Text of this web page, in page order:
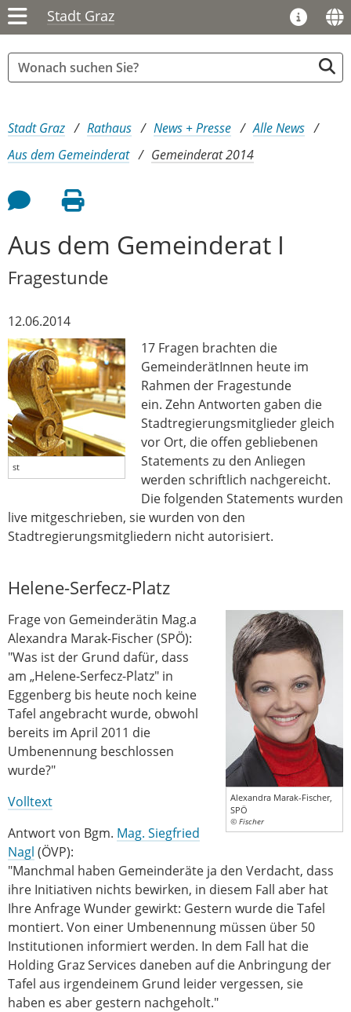
Stadt Graz
Sie sind hier:
Stadt Graz Rathaus News + Presse
Alle News
Aus dem Gemeinderat
Gemeinderat 2014
Feedback an Autor
Seite drucken
Aus dem Gemeinderat I
Fragestunde
12.06.2014
st
17 Fragen brachten die
GemeinderätInnen heute im
Rahmen der Fragestunde
ein. Zehn Antworten gaben die
Stadtregierungsmitglieder gleich
vor Ort, die offen gebliebenen
Statements zu den Anliegen
werden schriftlich nachgereicht.
Die folgenden Statements wurden
live mitgeschrieben, sie wurden von den
Stadtregierungsmitgliedern nicht autorisiert.
Helene-Serfecz-Platz
Alexandra Marak-Fischer,
SPÖ
© Fischer
Frage von Gemeinderätin Mag.a
Alexandra Marak-Fischer (SPÖ):
"Was ist der Grund dafür, dass
am „Helene-Serfecz-Platz" in
Eggenberg bis heute noch keine
Tafel angebracht wurde, obwohl
bereits im April 2011 die
Umbenennung beschlossen
wurde?"
Volltext
Antwort von Bgm. Mag. Siegfried
Nagl (ÖVP):
"Manchmal haben Gemeinderäte ja den Verdacht, dass
ihre Initiativen nichts bewirken, in diesem Fall aber hat
Ihre Anfrage Wunder gewirkt: Gestern wurde die Tafel
montiert. Von einer Umbenennung müssen über 50
Institutionen informiert werden. In dem Fall hat die
Holding Graz Services daneben auf die Anbringung der
Tafel aus irgendeinem Grund leider vergessen, sie
haben es aber gestern nachgeholt."